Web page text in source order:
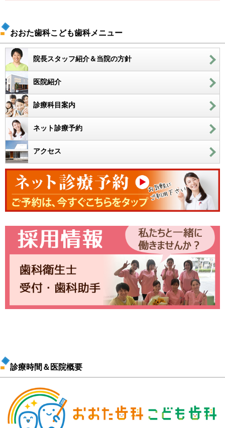
おおた歯科こども歯科メニュー
院長スタッフ紹介＆当院の方針
医院紹介
診療科目案内
ネット診療予約
アクセス
診療時間＆医院概要